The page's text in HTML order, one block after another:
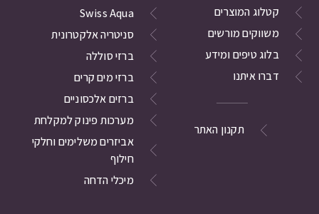
קטלוג המוצרים
משווקים מורשים
בלוג טיפים ומידע
דברו איתנו
תקנון האתר
Swiss Aqua
סניטריה אלקטרונית
ברזי סוללה
ברזי מים קרים
ברזים אלכסוניים
מערכות פינוק למקלחת
אביזרים משלימים וחלקי
חילוף
מיכלי הדחה